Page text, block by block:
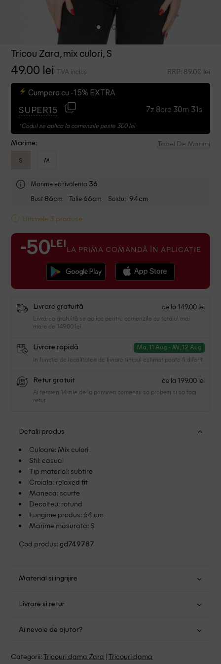
Tricou Zara, mix culori, S
49.00 lei TVA inclus RRP: 89.00 lei
Cumpara cu -15% EXTRA
SUPER15 7z 8ore 30m 30s
*Codul se aplica la comenzile peste 300 lei
Marime: Tabel De Marimi
S M
Marime echivalenta 36
Bust 86cm Talie 66cm Solduri 94cm
Ultimele 3 produse
-50 LEI LA PRIMA COMANDĂ ÎN APLICAȚIE
Livrare gratuită de la 149.00 lei
Livrarea gratuită se aplica pentru comenzile cu totalul mai
mare de 149.00 lei
Livrare rapidă Ma, 11 Aug - Mi, 12 Aug
In functie de localitatea de livrare timpul estimat poate fi diferit.
Retur gratuit de la 199.00 lei
Ai termen 14 zile de la primirea comenzii sa probezi si sa faci
retur.
Detalii produs
Culoare: Mix culori
Stil: casual
Tip material: subtire
Croiala: relaxed fit
Maneca: scurte
Decolteu: rotund
Lungime produs: 64 cm
Marime masurata: S
Cod produs: gd749787
Material si ingrijire
Nu folositi inalbitor
Nu uscati in uscator
Spalare cu percloretilena, solventi clorurati si benzina
Livrare si retur
mare de 149.00 lei.
Ai nevoie de ajutor?
Categorii:Tricouri dama Zara |Tricouri dama